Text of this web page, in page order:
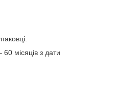
60 місяців з дати